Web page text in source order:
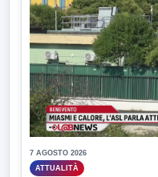
7 AGOSTO 2026
ATTUALITÀ